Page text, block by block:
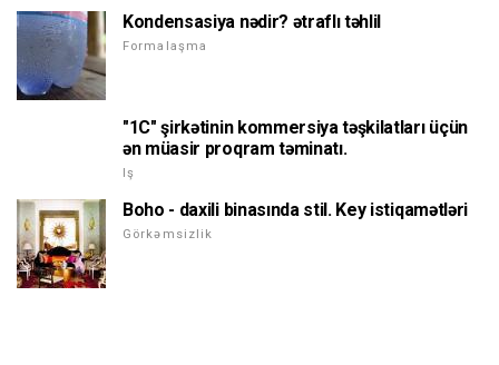
Kondensasiya nədir? ətraflı təhlil
Formalaşma
"1C" şirkətinin kommersiya təşkilatları üçün
ən müasir proqram təminatı.
Iş
Boho - daxili binasında stil. Key istiqamətləri
Görkəmsizlik